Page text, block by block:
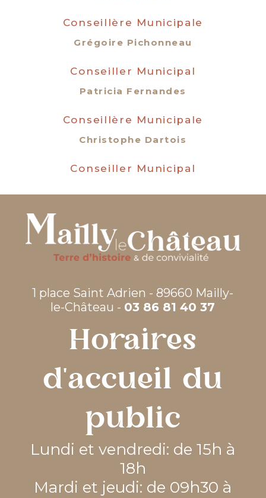
Conseillère Municipale
Grégoire Pichonneau
Conseiller Municipal
Patricia Fernandes
Conseillère Municipale
Christophe Dartois
Conseiller Municipal
1 place Saint Adrien - 89660 Mailly-
le-Château - 03 86 81 40 37
Horaires
d'accueil du
public
Lundi et vendredi: de 15h à
18h
Mardi et jeudi: de 09h30 à